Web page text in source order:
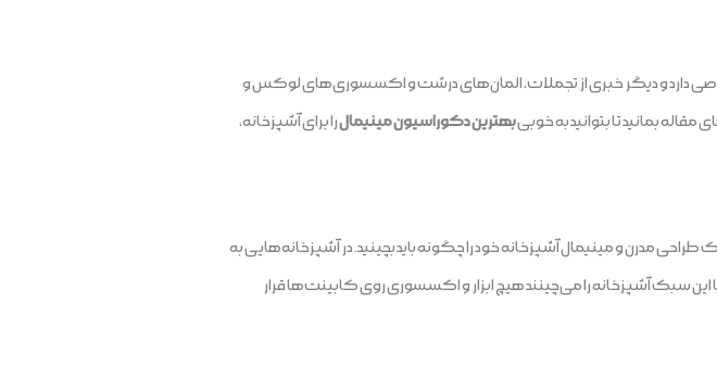
دارد و دیگر خبری از تجملات، المان‌های درشت و اکسسوری‌های لوکس و
بمانید تا بتوانید به خوبیبهترین دکوراسیون مینیمالرا برای آشپزخانه‌،
مدرن و مینیمال آشپزخانه خود را چگونه باید بچینید. در آشپزخانه‌هایی به
سبک آشپزخانه را می‌چینند هیچ ابزار و اکسسوری روی کابینت‌ها قرار